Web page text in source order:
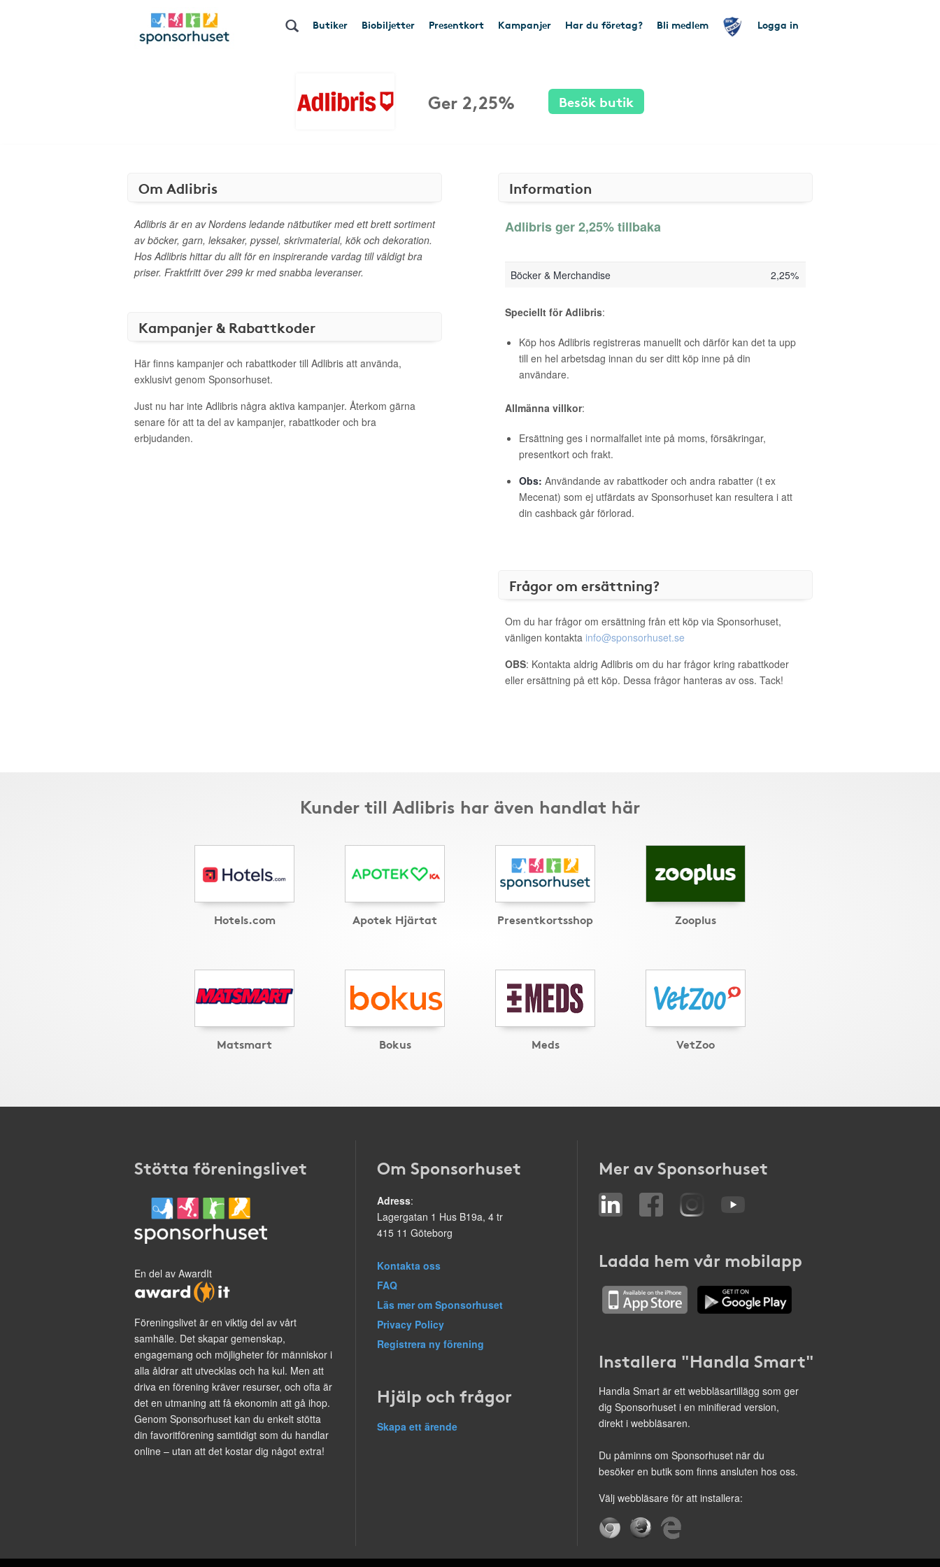
Butiker Biobiljetter Presentkort Kampanjer Har du företag? Bli medlem Logga in
Ger 2,25% Besök butik
Om Adlibris
Adlibris är en av Nordens ledande nätbutiker med ett brett sortiment
av böcker, garn, leksaker, pyssel, skrivmaterial, kök och dekoration.
Hos Adlibris hittar du allt för en inspirerande vardag till väldigt bra
priser. Fraktfritt över 299 kr med snabba leveranser.
Kampanjer & Rabattkoder
Här finns kampanjer och rabattkoder till Adlibris att använda,
exklusivt genom Sponsorhuset.
Just nu har inte Adlibris några aktiva kampanjer. Återkom gärna
senare för att ta del av kampanjer, rabattkoder och bra
erbjudanden.
Information
Adlibris ger 2,25% tillbaka
Böcker & Merchandise 2,25%
Speciellt för Adlibris:
Köp hos Adlibris registreras manuellt och därför kan det ta upp
till en hel arbetsdag innan du ser ditt köp inne på din
användare.
Allmänna villkor:
Ersättning ges i normalfallet inte på moms, försäkringar,
presentkort och frakt.
Obs: Användande av rabattkoder och andra rabatter (t ex
Mecenat) som ej utfärdats av Sponsorhuset kan resultera i att
din cashback går förlorad.
Frågor om ersättning?
Om du har frågor om ersättning från ett köp via Sponsorhuset,
vänligen kontakta info@sponsorhuset.se
OBS: Kontakta aldrig Adlibris om du har frågor kring rabattkoder
eller ersättning på ett köp. Dessa frågor hanteras av oss. Tack!
Kunder till Adlibris har även handlat här
Hotels.com Apotek Hjärtat Presentkortsshop Zooplus
Matsmart Bokus Meds VetZoo
Stötta föreningslivet
En del av AwardIt
Föreningslivet är en viktig del av vårt
samhälle. Det skapar gemenskap,
engagemang och möjligheter för människor i
alla åldrar att utvecklas och ha kul. Men att
driva en förening kräver resurser, och ofta är
det en utmaning att få ekonomin att gå ihop.
Genom Sponsorhuset kan du enkelt stötta
din favoritförening samtidigt som du handlar
online – utan att det kostar dig något extra!
Om Sponsorhuset
Adress:
Lagergatan 1 Hus B19a, 4 tr
415 11 Göteborg
Kontakta oss
FAQ
Läs mer om Sponsorhuset
Privacy Policy
Registrera ny förening
Hjälp och frågor
Skapa ett ärende
Mer av Sponsorhuset
Ladda hem vår mobilapp
Installera "Handla Smart"
Handla Smart är ett webbläsartillägg som ger
dig Sponsorhuset i en minifierad version,
direkt i webbläsaren.
Du påminns om Sponsorhuset när du
besöker en butik som finns ansluten hos oss.
Välj webbläsare för att installera: